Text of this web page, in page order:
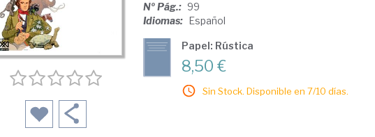
Nº Pág.: 99
Idiomas: Español
Papel: Rústica
8,50 €
Sin Stock. Disponible en 7/10 días.